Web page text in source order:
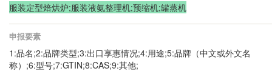
服装定型焙烘炉;服装液氨整理机;预缩机;罐蒸机
申报要素
1:品名;2:品牌类型;3:出口享惠情况;4:用途;5:品牌（中文或外文名
称）;6:型号;7:GTIN;8:CAS;9:其他;